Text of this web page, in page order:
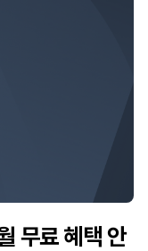
무료 혜택 안